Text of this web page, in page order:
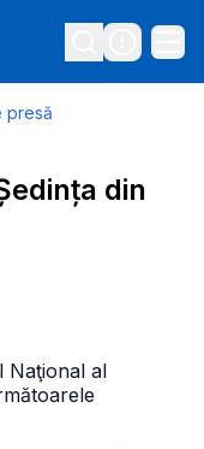
presă
din
Naţional al